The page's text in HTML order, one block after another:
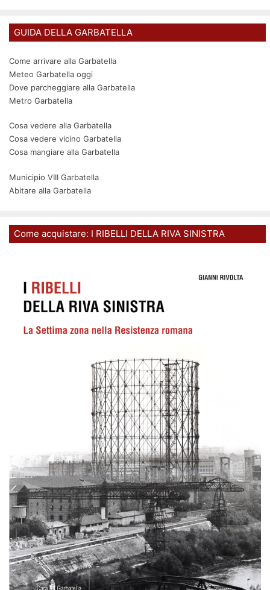
GUIDA DELLA GARBATELLA
Come arrivare alla Garbatella
Meteo Garbatella oggi
Dove parcheggiare alla Garbatella
Metro Garbatella
Cosa vedere alla Garbatella
Cosa vedere vicino Garbatella
Cosa mangiare alla Garbatella
Municipio VIII Garbatella
Abitare alla Garbatella
Come acquistare: I RIBELLI DELLA RIVA SINISTRA